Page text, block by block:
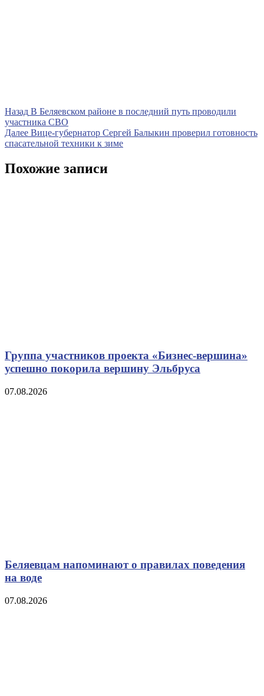
Навигация
по
записям
Назад Предыдущая
запись
В Беляевском районе в последний путь проводили
участника СВО
Далее Следующая
запись
Вице-губернатор Сергей Балыкин проверил готовность
спасательной техники к зиме
Похожие записи
Группа участников проекта «Бизнес‑вершина»
успешно покорила вершину Эльбруса
07.08.2026
Беляевцам напоминают о правилах поведения
на воде
07.08.2026